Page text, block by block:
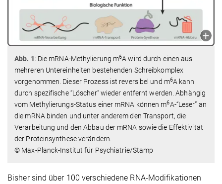
Abb. 1: Die mRNA-Methylierung m6A wird durch einen aus
mehreren Untereinheiten bestehenden Schreibkomplex
vorgenommen. Dieser Prozess ist reversibel und m6A kann
durch spezifische “Löscher” wieder entfernt werden. Abhängig
vom Methylierungs-Status einer mRNA können m6A-“Leser“ an
die mRNA binden und unter anderem den Transport, die
Verarbeitung und den Abbau der mRNA sowie die Effektivität
der Proteinsynthese verändern.
© Max-Planck-Institut für Psychiatrie/Stamp
Bisher sind über 100 verschiedene RNA-Modifikationen